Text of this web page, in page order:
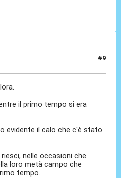
#9
il primo tempo si era
evidente il calo che c'è stato
nelle occasioni che
loro metà campo che
tempo.